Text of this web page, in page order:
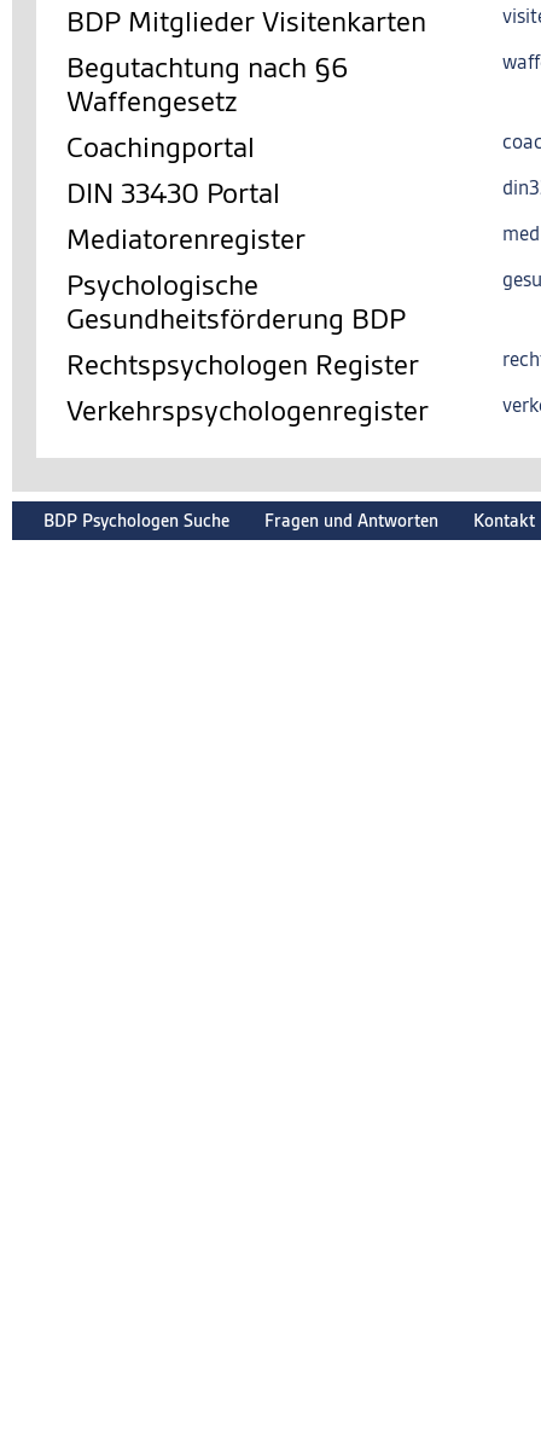
BDP Mitglieder Visitenkarten
Begutachtung nach §6
Waffengesetz
Coachingportal
DIN 33430 Portal
Mediatorenregister
Psychologische
Gesundheitsförderung BDP
Rechtspsychologen Register
Verkehrspsychologenregister
BDP Psychologen Suche Fragen und Antworten Kontakt